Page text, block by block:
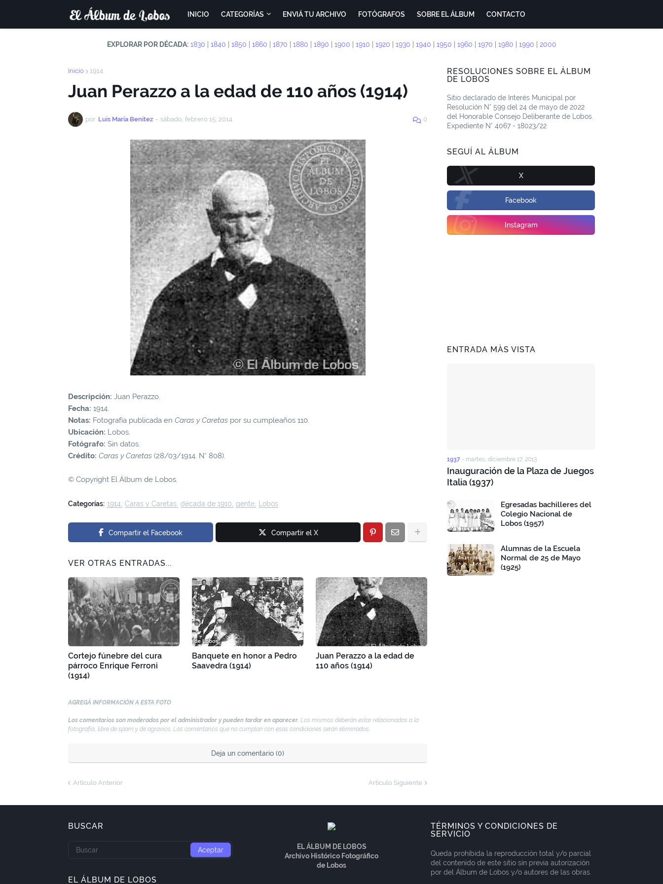
INICIO CATEGORÍAS ENVIÁ TU ARCHIVO FOTÓGRAFOS SOBRE EL ÁLBUM CONTACTO
EXPLORAR POR DÉCADA: 1830 1840 1850 1860 1870 1880 1890 1900 1910 1920 1930 1940 1950 1960 1970 1980 1990 2000
Inicio 1914
Juan Perazzo a la edad de 110 años (1914)
por Luis María Benítez - sábado, febrero 15, 2014 0
Descripción: Juan Perazzo.
Fecha: 1914.
Notas: Fotografía publicada en Caras y Caretas por su cumpleaños 110.
Ubicación: Lobos.
Fotógrafo: Sin datos.
Crédito: Caras y Caretas (28/03/1914. N° 808).
© Copyright El Álbum de Lobos.
Categorías: 1914 Caras y Caretas década de 1910 gente Lobos
Compartir el Facebook Compartir el X
VER OTRAS ENTRADAS...
Cortejo fúnebre del cura
párroco Enrique Ferroni
(1914)
Banquete en honor a Pedro
Saavedra (1914)
Juan Perazzo a la edad de
110 años (1914)
AGREGÁ INFORMACIÓN A ESTA FOTO
Los comentarios son moderados por el administrador y pueden tardar en aparecer. Los mismos deberán estar relacionados a la
fotografía, libre de spam y de agravios. Los comentarios que no cumplan con esas condiciones serán eliminados.
Deja un comentario (0)
Artículo Anterior Artículo Siguiente
RESOLUCIONES SOBRE EL ÁLBUM
DE LOBOS
Sitio declarado de Interés Municipal por
Resolución N° 599 del 24 de mayo de 2022
del Honorable Consejo Deliberante de Lobos.
Expediente N° 4067 - 18023/22
SEGUÍ AL ÁLBUM
X
Facebook
Instagram
ENTRADA MÀS VISTA
1937 - martes, diciembre 17, 2013
Inauguración de la Plaza de Juegos
Italia (1937)
Egresadas bachilleres del
Colegio Nacional de
Lobos (1957)
Alumnas de la Escuela
Normal de 25 de Mayo
(1925)
BUSCAR
EL ÁLBUM DE LOBOS
EL ÁLBUM DE LOBOS
Archivo Histórico Fotográfico
de Lobos
TÉRMINOS Y CONDICIONES DE
SERVICIO
Queda prohibida la reproducción total y/o parcial
del contenido de este sitio sin previa autorización
por del Álbum de Lobos y/o autores de las obras.